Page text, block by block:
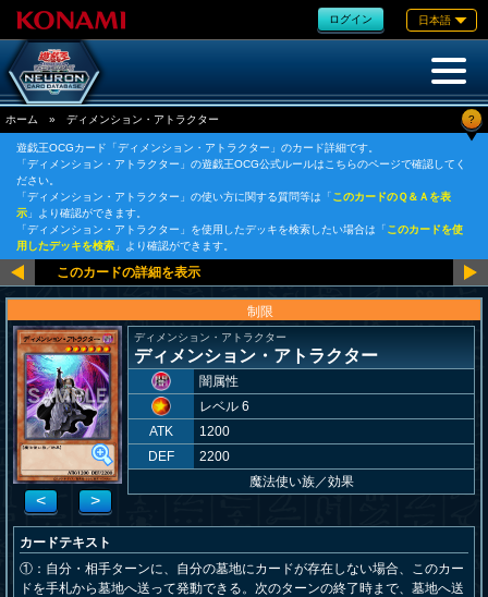
ログイン 日本語
ホーム » ディメンション・アトラクター ?
遊戯王OCGカード「ディメンション・アトラクター」のカード詳細です。
「ディメンション・アトラクター」の遊戯王OCG公式ルールはこちらのページで確認してく
ださい。
「ディメンション・アトラクター」の使い方に関する質問等は「このカードのＱ＆Ａを表
示 」より確認ができます。
「ディメンション・アトラクター」を使用したデッキを検索したい場合は「このカードを使
用したデッキを検索 」より確認ができます。
制限
< >
ディメンション・アトラクター
ディメンション・アトラクター
闇属性
レベル 6
ATK
1200
DEF
2200
魔法使い族／効果
カードテキスト
①：自分・相手ターンに、自分の墓地にカードが存在しない場合、このカー
ドを手札から墓地へ送って発動できる。次のターンの終了時まで、墓地へ送